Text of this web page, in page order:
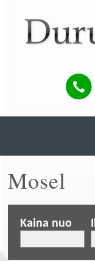
Mosel
Kaina nuo